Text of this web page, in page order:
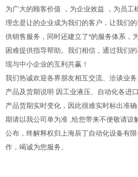
为广大的顾客价值 ，为企业效益 ，为员工
理念是让的企业成为我们的客户，让我们
供销售服务，同时还建立了*的服务体系，
困难提供指导帮助。我们相信，通过我们
现与中小企业的互利共赢！
我们热诚欢迎各界朋友相互交流、洽谈业务
产品及货期说明 因工业液压、自动化各进
产品货期实时变化，因此很难实时标出准
期请以我公司单为准 ,给您带来不便敬请谅
公布，终解释权归上海辰丁自动化设备有
作，竭诚为您服务。